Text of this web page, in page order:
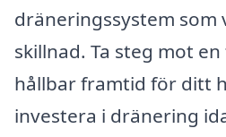
dräneringssystem som
skillnad. Ta steg mot
hållbar framtid för ditt
investera i dränering